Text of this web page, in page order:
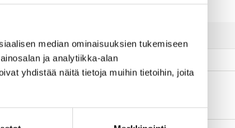
median ominaisuuksien tukemiseen
ja analytiikka-alan
yhdistää näitä tietoja muihin tietoihin, joita